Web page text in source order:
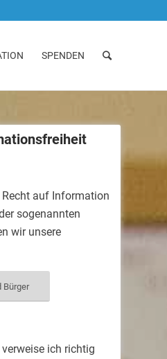
SPENDEN
auf Information
sogenannten
wir unsere
Bürger
ich richtig